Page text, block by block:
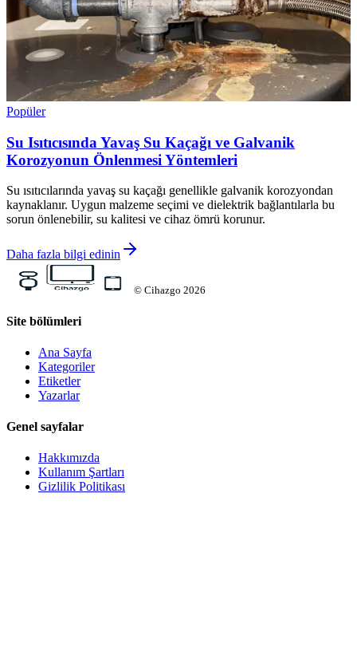
Popüler
Su Isıtıcısında Yavaş Su Kaçağı ve Galvanik
Korozyonun Önlenmesi Yöntemleri
Su ısıtıcılarında yavaş su kaçağı genellikle galvanik korozyondan
kaynaklanır. Uygun malzeme seçimi ve dielektrik bağlantılarla bu
sorun önlenebilir, su kalitesi ve cihaz ömrü korunur.
Daha fazla bilgi edinin
© Cihazgo 2026
Site bölümleri
Ana Sayfa
Kategoriler
Etiketler
Yazarlar
Genel sayfalar
Hakkımızda
Kullanım Şartları
Gizlilik Politikası